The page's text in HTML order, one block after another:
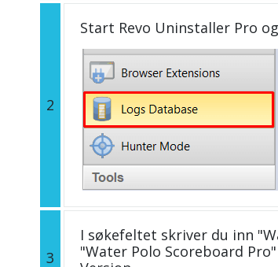
2
Start Revo Uninstaller Pro
3
I søkefeltet skriver du inn
"Water Polo Scoreboard